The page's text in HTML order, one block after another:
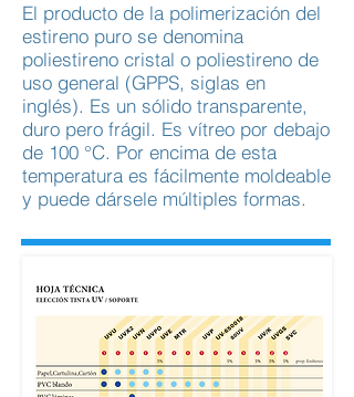
El producto de la polimerización del
estireno puro se denomina
poliestireno cristal o poliestireno de
uso general (GPPS, siglas en
inglés). Es un sólido transparente,
duro pero frágil. Es vítreo por debajo
de 100 °C. Por encima de esta
temperatura es fácilmente moldeable
y puede dársele múltiples formas.